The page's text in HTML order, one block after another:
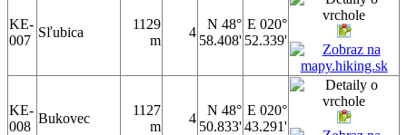
KE-
007
Sľubica
1129
m
4
N 48°
58.408'
E 020°
52.339'
KE-
008
Bukovec
1127
m
4
N 48°
50.833'
E 020°
43.291'